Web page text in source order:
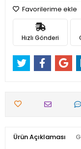
Favorilerime ekle
Hızlı Gönderi
Ürün Açıklaması